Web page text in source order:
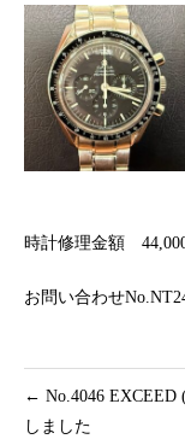
時計修理金額
お問い合わせ
← No.4046
しました